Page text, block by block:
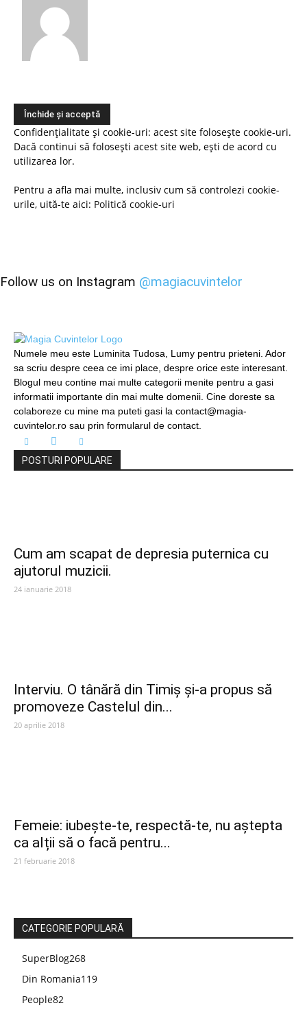
Confidențialitate și cookie-uri: acest site folosește cookie-uri.
Dacă continui să folosești acest site web, ești de acord cu
utilizarea lor.
Pentru a afla mai multe, inclusiv cum să controlezi cookie-
urile, uită-te aici: Politică cookie-uri
Follow us on Instagram @magiacuvintelor
Numele meu este Luminita Tudosa, Lumy pentru prieteni. Ador
sa scriu despre ceea ce imi place, despre orice este interesant.
Blogul meu contine mai multe categorii menite pentru a gasi
informatii importante din mai multe domenii. Cine doreste sa
colaboreze cu mine ma puteti gasi la contact@magia-
cuvintelor.ro sau prin formularul de contact.
POSTURI POPULARE
Cum am scapat de depresia puternica cu
ajutorul muzicii.
24 ianuarie 2018
Interviu. O tânără din Timiș și-a propus să
promoveze Castelul din...
20 aprilie 2018
Femeie: iubește-te, respectă-te, nu aștepta
ca alții să o facă pentru...
21 februarie 2018
CATEGORIE POPULARĂ
SuperBlog268
Din Romania119
People82